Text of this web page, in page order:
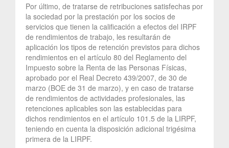
Por último, de tratarse de retribuciones satisfechas por
la sociedad por la prestación por los socios de
servicios que tienen la calificación a efectos del IRPF
de rendimientos de trabajo, les resultarán de
aplicación los tipos de retención previstos para dichos
rendimientos en el artículo 80 del Reglamento del
Impuesto sobre la Renta de las Personas Físicas,
aprobado por el Real Decreto 439/2007, de 30 de
marzo (BOE de 31 de marzo), y en caso de tratarse
de rendimientos de actividades profesionales, las
retenciones aplicables son las establecidas para
dichos rendimientos en el artículo 101.5 de la LIRPF,
teniendo en cuenta la disposición adicional trigésima
primera de la LIRPF.